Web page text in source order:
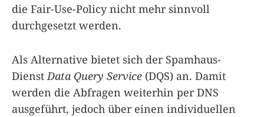
die Fair-Use-Policy nicht mehr sinnvoll
durchgesetzt werden.
Als Alternative bietet sich der Spamhaus-
Dienst Data Query Service (DQS) an. Damit
werden die Abfragen weiterhin per DNS
ausgeführt, jedoch über einen individuellen